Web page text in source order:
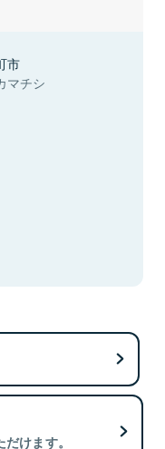
市
マチシ
けます。